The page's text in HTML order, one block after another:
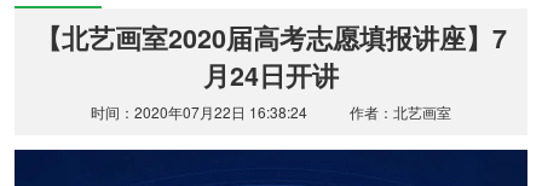
【北艺画室2020届高考志愿填报讲座】7
月24日开讲
时间：2020年07月22日 16:38:24 作者：北艺画室